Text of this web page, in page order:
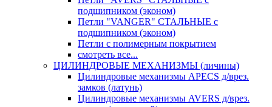
подшипником (эконом)
Петли "VANGER" СТАЛЬНЫЕ с
подшипником (эконом)
Петли с полимерным покрытием
смотреть все...
ЦИЛИНДРОВЫЕ МЕХАНИЗМЫ (личины)
Цилиндровые механизмы APECS д/врез.
замков (латунь)
Цилиндровые механизмы AVERS д/врез.